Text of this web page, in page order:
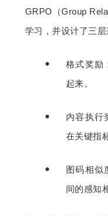
GRPO（Group
学习，并设计了三层
格式奖励
起来。
内容执行
在关键指
图码相似
间的感知